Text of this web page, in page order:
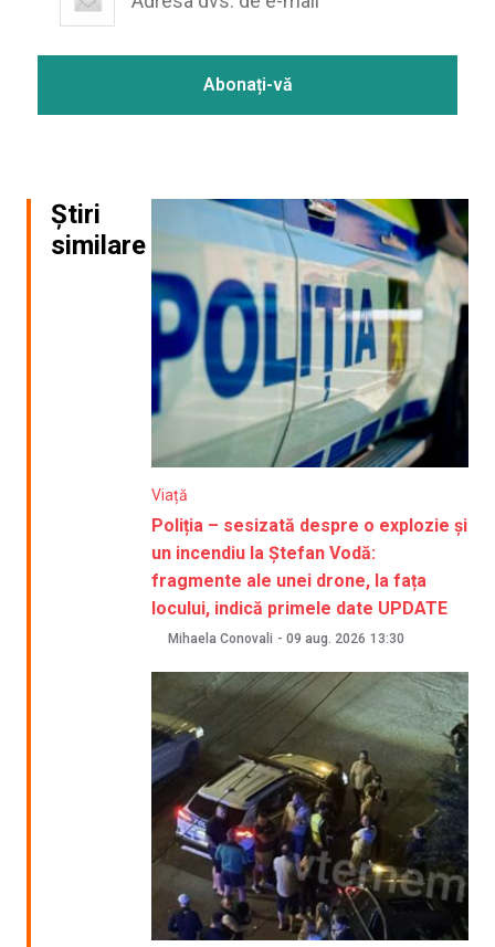
Știri
similare
Viață
Poliția – sesizată despre o explozie și
un incendiu la Ștefan Vodă:
fragmente ale unei drone, la fața
locului, indică primele date UPDATE
Mihaela Conovali - 09 aug. 2026 13:30